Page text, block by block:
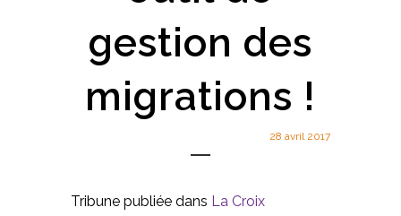
gestion des
migrations !
28 avril 2017
Tribune publiée dans La Croix